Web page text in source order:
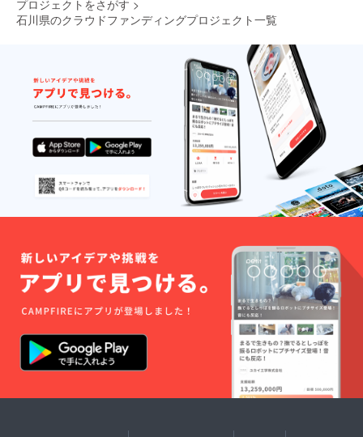
ラファ
ン
ジェク
ト
プロジェクトをさがす >
石川県のクラウドファンディングプロジェクト一覧
5 ... 次のページ